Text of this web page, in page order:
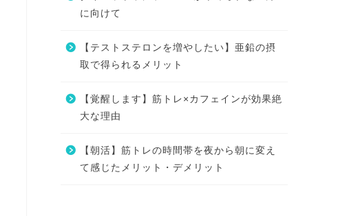
に向けて
【テストステロンを増やしたい】亜鉛の摂
取で得られるメリット
【覚醒します】筋トレ×カフェインが効果絶
大な理由
【朝活】筋トレの時間帯を夜から朝に変え
て感じたメリット・デメリット